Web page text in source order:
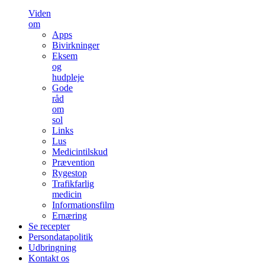
Viden
om
Apps
Bivirkninger
Eksem
og
hudpleje
Gode
råd
om
sol
Links
Lus
Medicintilskud
Prævention
Rygestop
Trafikfarlig
medicin
Informationsfilm
Ernæring
Se recepter
Persondatapolitik
Udbringning
Kontakt os